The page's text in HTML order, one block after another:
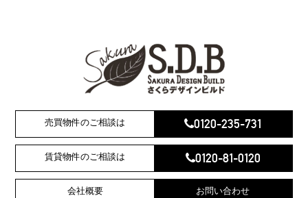
売買物件のご相談は 0120-235-731
賃貸物件のご相談は 0120-81-0120
会社概要 お問い合わせ